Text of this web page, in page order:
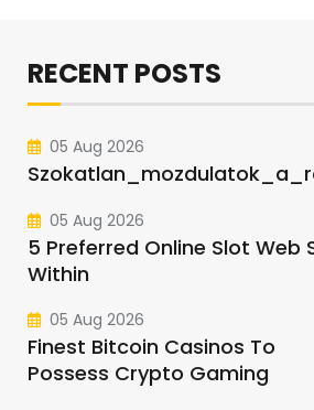
RECENT POSTS
05 Aug 2026
05 Aug 2026
5 Preferred Online Slot Web
Within
05 Aug 2026
Finest Bitcoin Casinos To
Possess Crypto Gaming